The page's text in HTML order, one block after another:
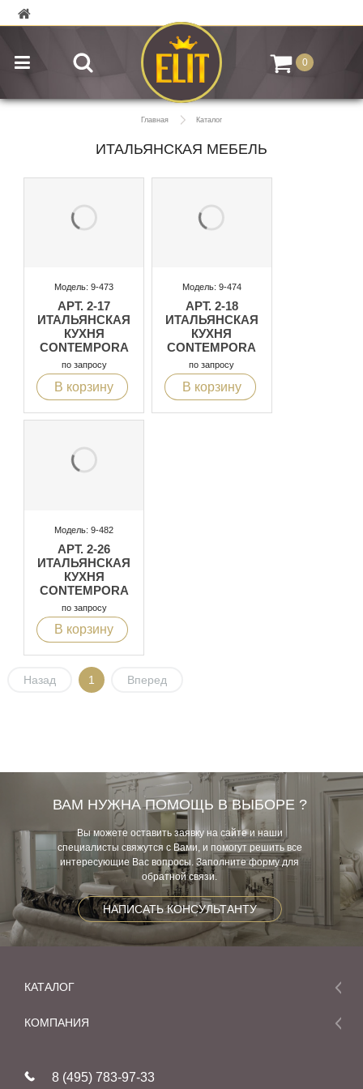
0
Главная Каталог
ИТАЛЬЯНСКАЯ МЕБЕЛЬ
Модель: 9-473
АРТ. 2-17
ИТАЛЬЯНСКАЯ
КУХНЯ
CONTEMPORA
2010 ФАБРИКИ
ASTER
по запросу
В корзину
Модель: 9-474
АРТ. 2-18
ИТАЛЬЯНСКАЯ
КУХНЯ
CONTEMPORA
2010 ФАБРИКИ
ASTER
по запросу
В корзину
Модель: 9-482
АРТ. 2-26
ИТАЛЬЯНСКАЯ
КУХНЯ
CONTEMPORA
2010 ФАБРИКИ
ASTER
по запросу
В корзину
Назад 1 Вперед
ВАМ НУЖНА ПОМОЩЬ В ВЫБОРЕ ?
Вы можете оставить заявку на сайте и наши
специалисты свяжутся с Вами, и помогут решить все
интересующие Вас вопросы. Заполните форму для
обратной связи.
НАПИСАТЬ КОНСУЛЬТАНТУ
КАТАЛОГ
Мебель
КОМПАНИЯ
Реставрация
8 (495) 783-97-33